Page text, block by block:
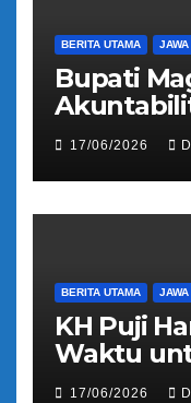
BERITA UTAMA
Bupati
Bantuan
17/06/2026
BERITA UTAMA
KH Puji
Waktu
Umat
17/06/2026